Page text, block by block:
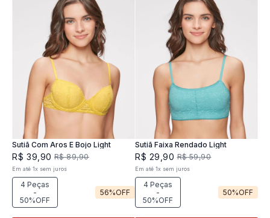
Sutiã Com Aros E Bojo Light
R$ 39 90 R$ 89,90
Em até1x sem juros
4 Peças
-
50%OFF
56%OFF
Sutiã Faixa Rendado Light
R$ 29 ,90 R$ 59,90
Em até 1x sem juros
4 Peças
-
50%OFF
50%OFF